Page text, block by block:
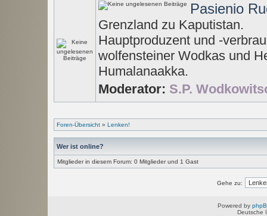
Pasienio
Grenzland zu Kaputistan.
Hauptproduzent und -
wolfensteiner Wodkas und
Humalanaakka.
Moderator: S.P.
Foren-Übersicht » Lenken!
Wer ist online?
Mitglieder in diesem Forum: 0 Mitglieder und 1 Gast
Gehe zu:
Powered by
Deutsche